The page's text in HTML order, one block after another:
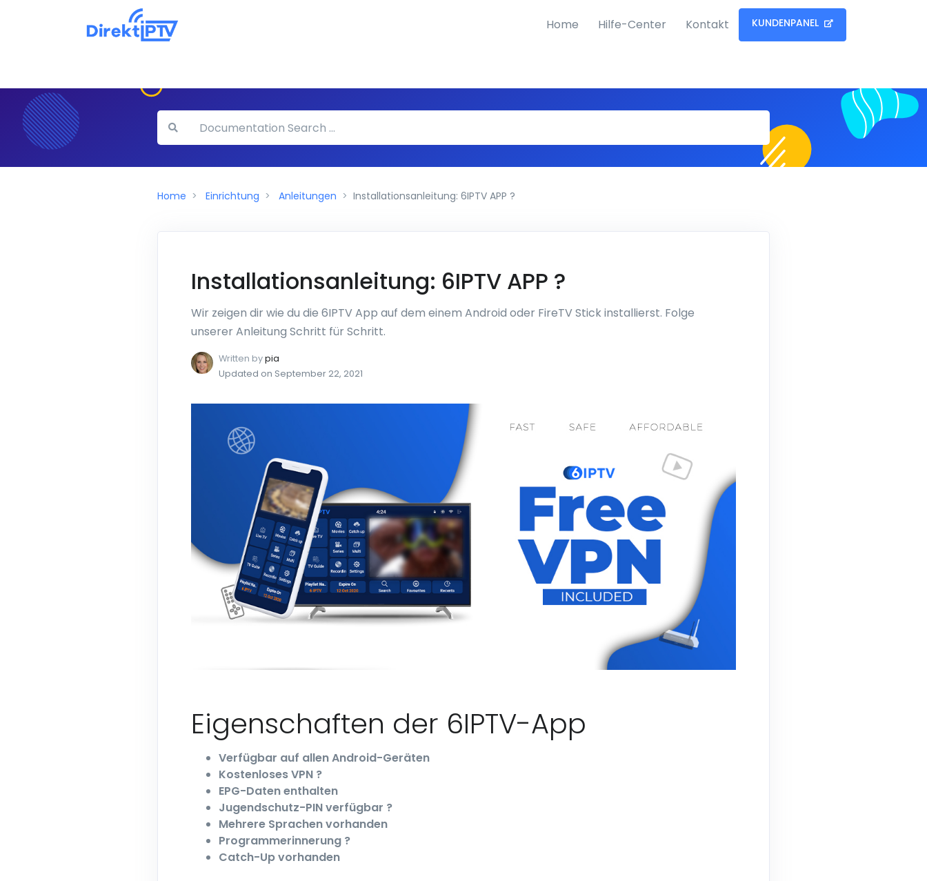
Home Hilfe-Center Kontakt KUNDENPANEL
Home Einrichtung Anleitungen Installationsanleitung: 6IPTV APP ?
Installationsanleitung: 6IPTV APP ?
Wir zeigen dir wie du die 6IPTV App auf dem einem Android oder FireTV Stick installierst. Folge
unserer Anleitung Schritt für Schritt.
Written bypia
Updated on September 22, 2021
Eigenschaften der 6IPTV-App
Verfügbar auf allen Android-Geräten
Kostenloses VPN ?️
EPG-Daten enthalten
Jugendschutz-PIN verfügbar ?
Mehrere Sprachen vorhanden
Programmerinnerung ?
Catch-Up vorhanden